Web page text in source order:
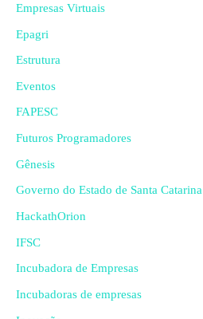
Empresas Virtuais
Epagri
Estrutura
Eventos
FAPESC
Futuros Programadores
Gênesis
Governo do Estado de Santa Catarina
HackathOrion
IFSC
Incubadora de Empresas
Incubadoras de empresas